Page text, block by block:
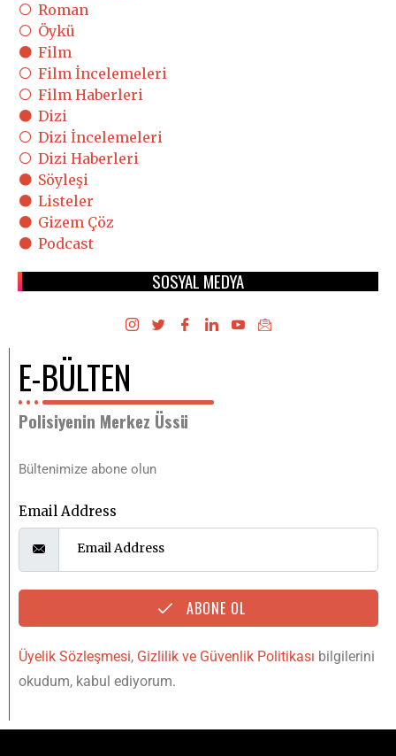
Roman
Öykü
Film
Film İncelemeleri
Film Haberleri
Dizi
Dizi İncelemeleri
Dizi Haberleri
Söyleşi
Listeler
Gizem Çöz
Podcast
SOSYAL MEDYA
E-BÜLTEN
Polisiyenin Merkez Üssü
Bültenimize abone olun
Email Address
ABONE OL
Üyelik Sözleşmesi, Gizlilik ve Güvenlik Politikası bilgilerini
okudum, kabul ediyorum.